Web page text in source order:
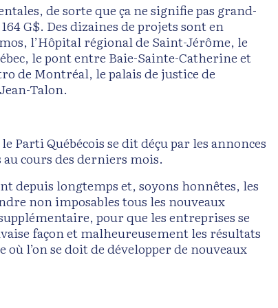
de sorte que ça ne signifie pas grand-
G$. Des dizaines de projets sont en
l’Hôpital régional de Saint-Jérôme, le
le pont entre Baie-Sainte-Catherine et
de Montréal, le palais de justice de
Talon.
Québécois se dit déçu par les annonces
cours des derniers mois.
depuis longtemps et, soyons honnêtes, les
non imposables tous les nouveaux
pour que les entreprises se
façon et malheureusement les résultats
l’on se doit de développer de nouveaux